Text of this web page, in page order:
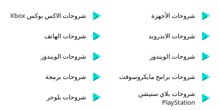
شروحات الأجهزة شروحات الاكس بوكس Xbox
شروحات الاندرويد شروحات الهاتف
شروحات الويندوز شروحات الويندوز
شروحات برامج مايكروسوفت
شروحات برمجة
شروحات بلاي ستيشن
PlayStation
شروحات بلوجر